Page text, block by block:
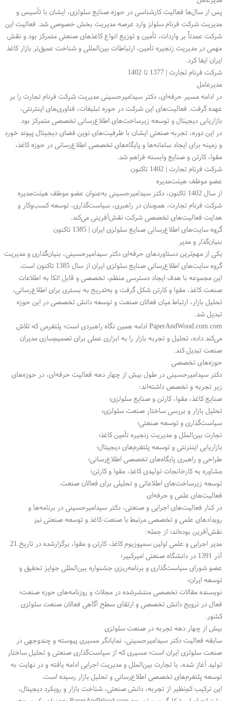
پس از سال‌ها فعالیت کارشناسی در حوزه صنایع سلولزی، ایشان با تأسیس و
مدیریت شرکت فرنام سلولز وارد عرصه مدیریت بخش خصوصی شد. فعالیت این
شرکت عمدتاً بر واردات، تأمین و توزیع انواع کاغذهای صنعتی متمرکز بود و نقش
مهمی در مدیریت زنجیره تأمین، ارتباطات بین‌المللی و شناخت عمیق‌تر بازار کاغذ
ایران ایفا کرد.
شرکت فرنام تجارت | 1377 تا 1402
مدیرعامل
در ادامه مسیر حرفه‌ای، دکتر سیدامیرحسینی مدیریت شرکت فرنام تجارت را بر
عهده گرفت. فعالیت‌های این شرکت در حوزه تبلیغات، فناوری‌های اینترنتی،
بازاریابی دیجیتال و توسعه زیرساخت‌های اطلاع‌رسانی تخصصی متمرکز بود.
در این دوره، تجربه صنعتی ایشان با ظرفیت‌های نوین فضای دیجیتال پیوند خورد
و زمینه برای ایجاد سامانه‌ها و پایگاه‌های تخصصی اطلاع‌رسانی در حوزه کاغذ،
مقوا، کارتن و صنایع وابسته فراهم شد.
شرکت فرنام تجارت | 1402 تاکنون
عضو موظف هیئت‌مدیره
از سال 1402 تاکنون، دکتر سیدامیرحسینی به‌عنوان عضو موظف هیئت‌مدیره
شرکت فرنام تجارت، همچنان در راهبری، سیاست‌گذاری، توسعه کسب‌وکار و
هدایت فعالیت‌های تخصصی شرکت نقش‌آفرینی می‌کند.
گروه سایت‌های اطلاع‌رسانی صنایع سلولزی ایران | 1385 تاکنون
بنیان‌گذار و مدیر
یکی از مهم‌ترین دستاوردهای حرفه‌ای دکتر سیدامیرحسینی، بنیان‌گذاری و مدیریت
گروه سایت‌های اطلاع‌رسانی صنایع سلولزی ایران از سال 1385 تاکنون است.
این مجموعه با هدف ایجاد دسترسی منظم، تخصصی و قابل اتکا به اطلاعات
صنعت کاغذ، مقوا و کارتن شکل گرفت و به‌تدریج به بستری برای اطلاع‌رسانی،
تحلیل بازار، ارتباط میان فعالان صنعت و توسعه دانش تخصصی در این حوزه
تبدیل شد.
PaperAndWood.com.com ادامه همین نگاه راهبردی است؛ پلتفرمی که تلاش
می‌کند داده، تحلیل و تجربه بازار را به ابزاری عملی برای تصمیم‌سازی مدیران
صنعت تبدیل کند.
حوزه‌های تخصصی
دکتر سیدامیرحسینی در طول بیش از چهار دهه فعالیت حرفه‌ای، در حوزه‌های
زیر تجربه و تخصص داشته‌اند:
صنایع کاغذ، مقوا، کارتن و صنایع سلولزی؛
تحلیل بازار و بررسی ساختار صنعت سلولزی؛
سیاست‌گذاری و توسعه صنعتی؛
تجارت بین‌الملل و مدیریت زنجیره تأمین کاغذ؛
بازاریابی اینترنتی و توسعه پلتفرم‌های دیجیتال؛
طراحی و راهبری پایگاه‌های تخصصی اطلاع‌رسانی؛
مشاوره به کارخانجات تولیدی کاغذ، مقوا و کارتن؛
توسعه زیرساخت‌های اطلاعاتی و تحلیلی برای فعالان صنعت.
فعالیت‌های علمی و حرفه‌ای
در کنار فعالیت‌های اجرایی و صنعتی، دکتر سیدامیرحسینی در برنامه‌ها و
رویدادهای علمی و تخصصی مرتبط با صنعت کاغذ و توسعه صنعتی نیز
نقش‌آفرین بوده‌اند؛ از جمله:
مدیر اجرایی و علمی اولین سمپوزیوم کاغذ، کارتن و مقوا، برگزارشده در تاریخ 21
آذر 1391 در دانشگاه صنعتی امیرکبیر؛
عضو شورای سیاست‌گذاری و برنامه‌ریزی جشنواره بین‌المللی جوایز تحقیق و
توسعه ایران؛
نویسنده مقالات تخصصی منتشرشده در مجلات و روزنامه‌های حوزه صنعت؛
فعال در ترویج دانش تخصصی و ارتقای سطح آگاهی فعالان صنعت سلولزی
کشور.
بیش از چهار دهه تجربه در صنعت سلولزی
سابقه فعالیت دکتر سیدامیرحسینی، نمایانگر مسیری پیوسته و چندوجهی در
صنعت سلولزی ایران است؛ مسیری که از سیاست‌گذاری صنعتی و تحلیل ساختار
تولید آغاز شده، با تجارت بین‌الملل و مدیریت اجرایی ادامه یافته و در نهایت به
توسعه پلتفرم‌های تخصصی اطلاع‌رسانی و تحلیل بازار رسیده است.
این ترکیب کم‌نظیر از تجربه، دانش صنعتی، شناخت بازار و رویکرد دیجیتال،